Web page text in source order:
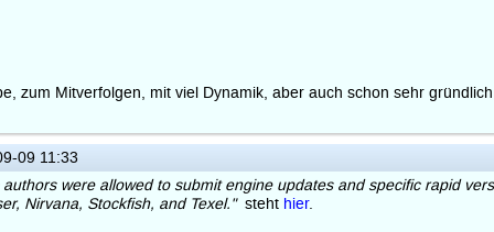
zum Mitverfolgen, mit viel Dynamik, aber auch schon sehr
09 11:33
were allowed to submit engine updates and specific rapid
Nirvana, Stockfish, and Texel."steht hier.